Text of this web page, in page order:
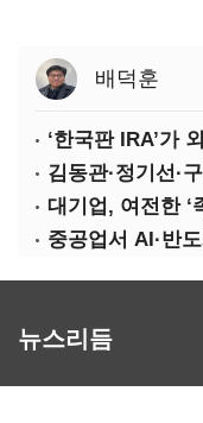
배덕훈
뉴스리듬